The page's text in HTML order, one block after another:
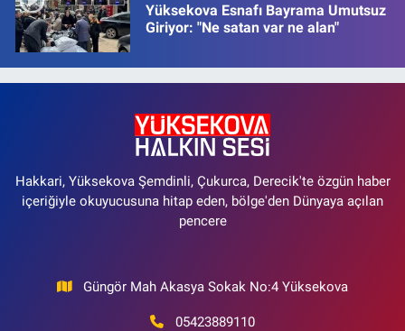
Yüksekova Esnafı Bayrama Umutsuz
Giriyor: "Ne satan var ne alan"
Hakkari, Yüksekova Şemdinli, Çukurca, Derecik'te özgün haber
içeriğiyle okuyucusuna hitap eden, bölge'den Dünyaya açılan
pencere
Güngör Mah Akasya Sokak No:4 Yüksekova
05423889110